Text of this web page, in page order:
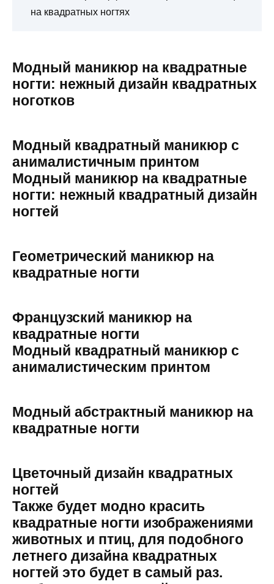
на квадратных ногтях
Модный маникюр на квадратные
ногти: нежный дизайн квадратных
ноготков
Модный квадратный маникюр с
анималистичным принтом
Модный маникюр на квадратные
ногти: нежный квадратный дизайн
ногтей
Геометрический маникюр на
квадратные ногти
Французский маникюр на
квадратные ногти
Модный квадратный маникюр с
анималистическим принтом
Модный абстрактный маникюр на
квадратные ногти
Цветочный дизайн квадратных
ногтей
Также будет модно красить
квадратные ногти изображениями
животных и птиц, для подобного
летнего дизайна квадратных
ногтей это будет в самый раз.